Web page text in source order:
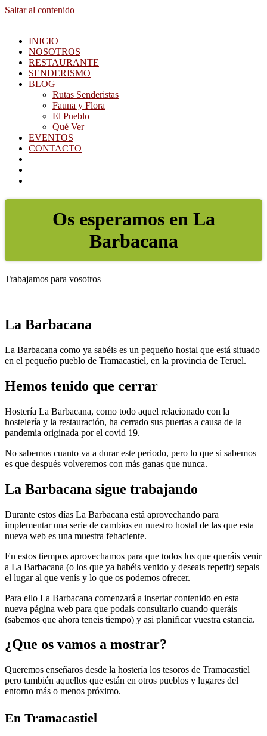
Saltar al contenido
INICIO
NOSOTROS
RESTAURANTE
SENDERISMO
BLOG
Rutas Senderistas
Fauna y Flora
El Pueblo
Qué Ver
EVENTOS
CONTACTO
Os esperamos en La
Barbacana
Trabajamos para vosotros
La Barbacana
La Barbacana como ya sabéis es un pequeño hostal que está situado
en el pequeño pueblo de Tramacastiel, en la provincia de Teruel.
Hemos tenido que cerrar
Hostería La Barbacana, como todo aquel relacionado con la
hostelería y la restauración, ha cerrado sus puertas a causa de la
pandemia originada por el covid 19.
No sabemos cuanto va a durar este periodo, pero lo que si sabemos
es que después volveremos con más ganas que nunca.
La Barbacana sigue trabajando
Durante estos días La Barbacana está aprovechando para
implementar una serie de cambios en nuestro hostal de las que esta
nueva web es una muestra fehaciente.
En estos tiempos aprovechamos para que todos los que queráis venir
a La Barbacana (o los que ya habéis venido y deseais repetir) sepais
el lugar al que venís y lo que os podemos ofrecer.
Para ello La Barbacana comenzará a insertar contenido en esta
nueva página web para que podais consultarlo cuando queráis
(sabemos que ahora teneis tiempo) y asi planificar vuestra estancia.
¿Que os vamos a mostrar?
Queremos enseñaros desde la hostería los tesoros de Tramacastiel
pero también aquellos que están en otros pueblos y lugares del
entorno más o menos próximo.
En Tramacastiel